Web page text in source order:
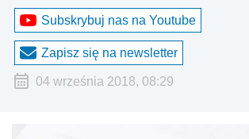
Subskrybuj nas na Youtube
Zapisz się na newsletter
04 września 2018, 08:29